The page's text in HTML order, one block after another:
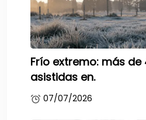
Frío extremo: más de
asistidas en.
07/07/2026